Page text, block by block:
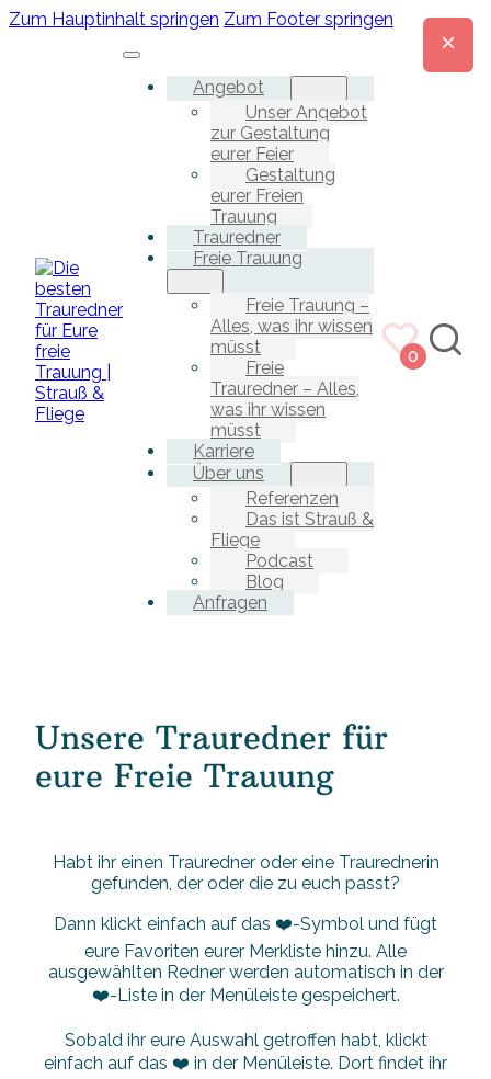
Zum Hauptinhalt springen Zum Footer springen
Angebot
Unser Angebot
zur Gestaltung
eurer Feier
Gestaltung
eurer Freien
Trauung
Trauredner
Freie Trauung
Freie Trauung –
Alles, was ihr wissen
müsst
Freie
Trauredner – Alles,
was ihr wissen
müsst
Karriere
Über uns
Referenzen
Das ist Strauß &
Fliege
Podcast
Blog
Anfragen
0
Unsere Trauredner für
eure Freie Trauung
Habt ihr einen Trauredner oder eine Traurednerin
gefunden, der oder die zu euch passt?
Dann klickt einfach auf das ❤️-Symbol und fügt
eure Favoriten eurer Merkliste hinzu. Alle
ausgewählten Redner werden automatisch in der
❤️-Liste in der Menüleiste gespeichert.
Sobald ihr eure Auswahl getroffen habt, klickt
einfach auf das ❤️ in der Menüleiste. Dort findet ihr